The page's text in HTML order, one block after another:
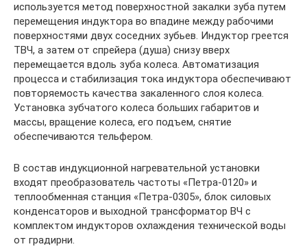
используется метод поверхностной закалки зуба путем
перемещения индуктора во впадине между рабочими
поверхностями двух соседних зубьев. Индуктор греется
ТВЧ, а затем от спрейера (душа) снизу вверх
перемещается вдоль зуба колеса. Автоматизация
процесса и стабилизация тока индуктора обеспечивают
повторяемость качества закаленного слоя колеса.
Установка зубчатого колеса больших габаритов и
массы, вращение колеса, его подъем, снятие
обеспечиваются тельфером.
В состав индукционной нагревательной установки
входят преобразователь частоты «Петра-0120» и
теплообменная станция «Петра-0305», блок силовых
конденсаторов и выходной трансформатор ВЧ с
комплектом индукторов охлаждения технической воды
от градирни.